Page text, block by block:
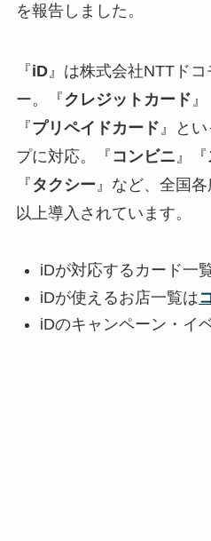
を報告しました。
『iD』は株式会社NTTド
ー。『クレジットカード
『プリペイドカード 』と
プに対応。『 コンビニ 』『
『 タクシー 』など、全国
以上導入されています。
iDが対応するカード一
iDが使えるお店一覧は
iDのキャンペーン・イ